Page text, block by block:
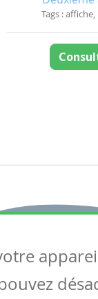
Tags :
nous
nous